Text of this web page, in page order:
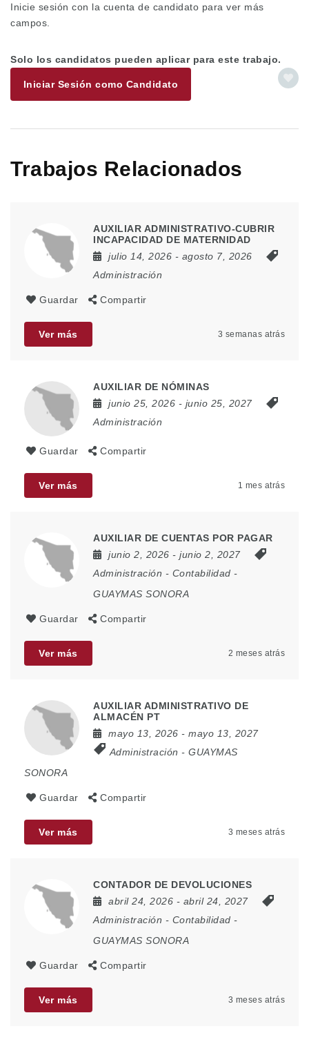
Inicie sesión con la cuenta de candidato para ver más
campos.
Solo los candidatos pueden aplicar para este trabajo.
Iniciar Sesión como Candidato
Trabajos Relacionados
AUXILIAR ADMINISTRATIVO-CUBRIR
INCAPACIDAD DE MATERNIDAD
julio 14, 2026 - agosto 7, 2026
Administración
Guardar Compartir
Ver más 3 semanas atrás
AUXILIAR DE NÓMINAS
junio 25, 2026 - junio 25, 2027
Administración
Guardar Compartir
Ver más 1 mes atrás
AUXILIAR DE CUENTAS POR PAGAR
junio 2, 2026 - junio 2, 2027
Administración - Contabilidad -
GUAYMAS SONORA
Guardar Compartir
Ver más 2 meses atrás
AUXILIAR ADMINISTRATIVO DE
ALMACÉN PT
mayo 13, 2026 - mayo 13, 2027
Administración - GUAYMAS
SONORA
Guardar Compartir
Ver más 3 meses atrás
CONTADOR DE DEVOLUCIONES
abril 24, 2026 - abril 24, 2027
Administración - Contabilidad -
GUAYMAS SONORA
Guardar Compartir
Ver más 3 meses atrás